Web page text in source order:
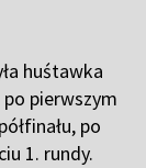
huśtawka
pierwszym
po
1. rundy.